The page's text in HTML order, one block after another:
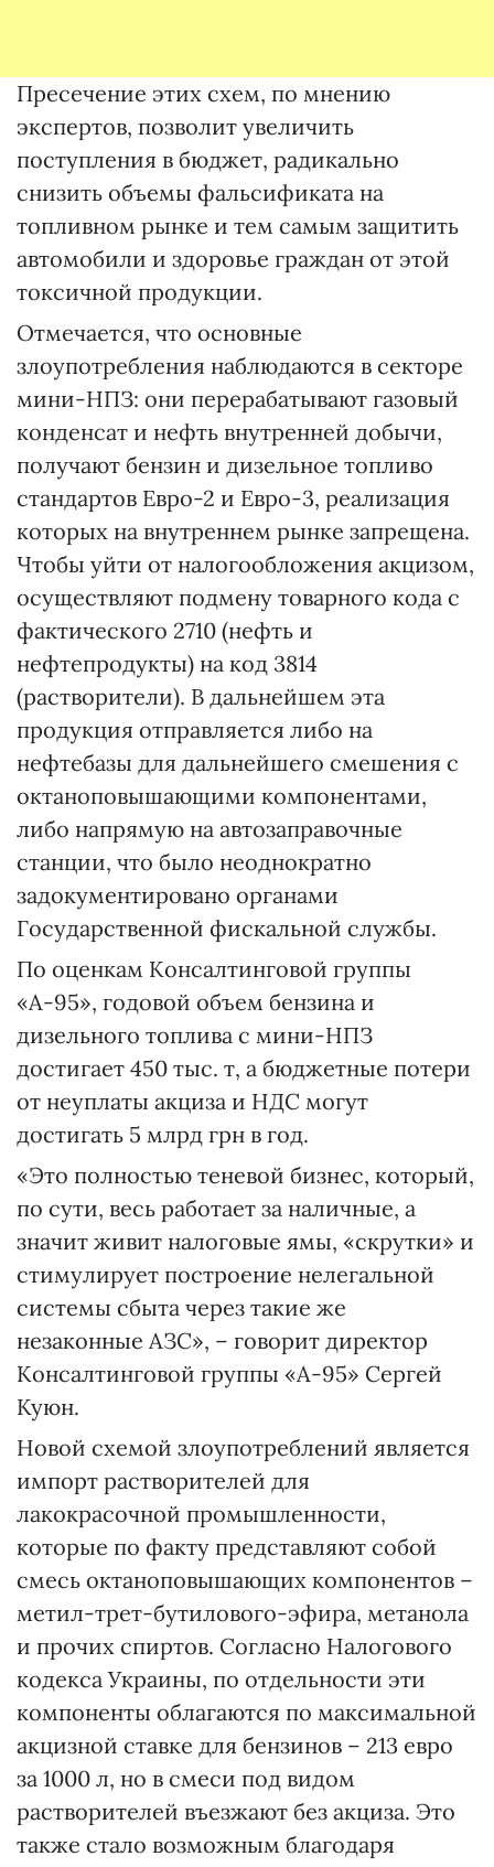
Пресечение этих схем, по мнению
экспертов, позволит увеличить
поступления в бюджет, радикально
снизить объемы фальсификата на
топливном рынке и тем самым защитить
автомобили и здоровье граждан от этой
токсичной продукции.
Отмечается, что основные
злоупотребления наблюдаются в секторе
мини-НПЗ: они перерабатывают газовый
конденсат и нефть внутренней добычи,
получают бензин и дизельное топливо
стандартов Евро-2 и Евро-3, реализация
которых на внутреннем рынке запрещена.
Чтобы уйти от налогообложения акцизом,
осуществляют подмену товарного кода с
фактического 2710 (нефть и
нефтепродукты) на код 3814
(растворители). В дальнейшем эта
продукция отправляется либо на
нефтебазы для дальнейшего смешения с
октаноповышающими компонентами,
либо напрямую на автозаправочные
станции, что было неоднократно
задокументировано органами
Государственной фискальной службы.
По оценкам Консалтинговой группы
«А-95», годовой объем бензина и
дизельного топлива с мини-НПЗ
достигает 450 тыс. т, а бюджетные потери
от неуплаты акциза и НДС могут
достигать 5 млрд грн в год.
«Это полностью теневой бизнес, который,
по сути, весь работает за наличные, а
значит живит налоговые ямы, «скрутки» и
стимулирует построение нелегальной
системы сбыта через такие же
незаконные АЗС», – говорит директор
Консалтинговой группы «А-95» Сергей
Куюн.
Новой схемой злоупотреблений является
импорт растворителей для
лакокрасочной промышленности,
которые по факту представляют собой
смесь октаноповышающих компонентов –
метил-трет-бутилового-эфира, метанола
и прочих спиртов. Согласно Налогового
кодекса Украины, по отдельности эти
компоненты облагаются по максимальной
акцизной ставке для бензинов – 213 евро
за 1000 л, но в смеси под видом
растворителей въезжают без акциза. Это
также стало возможным благодаря